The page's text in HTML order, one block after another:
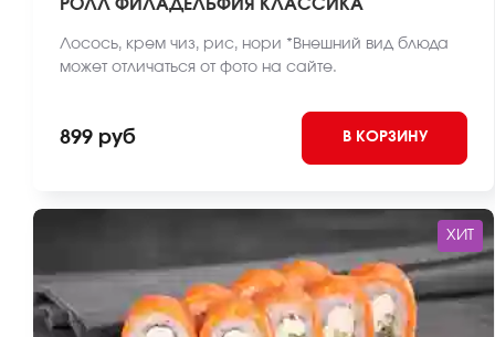
РОЛЛ ФИЛАДЕЛЬФИЯ КЛАССИКА
Лосось, крем чиз, рис, нори *Внешний вид блюда
может отличаться от фото на сайте.
899 руб В КОРЗИНУ
ХИТ